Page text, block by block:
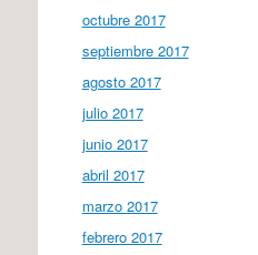
octubre 2017
septiembre 2017
agosto 2017
julio 2017
junio 2017
abril 2017
marzo 2017
febrero 2017